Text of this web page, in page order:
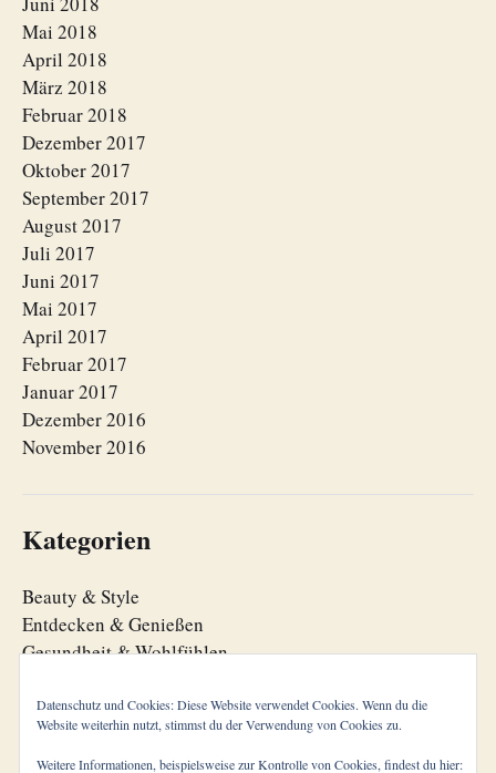
Mai 2018
April 2018
März 2018
Februar 2018
Dezember 2017
Oktober 2017
September 2017
August 2017
Juli 2017
Juni 2017
Mai 2017
April 2017
Februar 2017
Januar 2017
Dezember 2016
November 2016
Kategorien
Beauty & Style
Entdecken & Genießen
Gesundheit & Wohlfühlen
Lebensorganisation
Zeitgeist
Datenschutz und Cookies: Diese Website verwendet Cookies. Wenn du die
Website weiterhin nutzt, stimmst du der Verwendung von Cookies zu.
Weitere Informationen, beispielsweise zur Kontrolle von Cookies, findest du hier: